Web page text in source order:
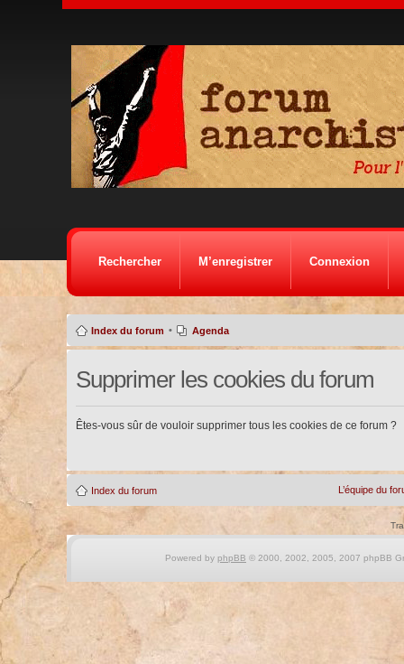
Rechercher M’enregistrer Connexion
Index du forum • Agenda
Supprimer les cookies du forum
Êtes-vous sûr de vouloir supprimer tous les cookies de ce forum ?
Index du forum L’équipe du
Powered by phpBB © 2000, 2002, 2005, 2007 phpBB